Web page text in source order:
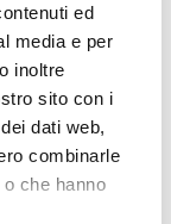
ed
media e per
inoltre
sito con i
dati web,
combinarle
che hanno